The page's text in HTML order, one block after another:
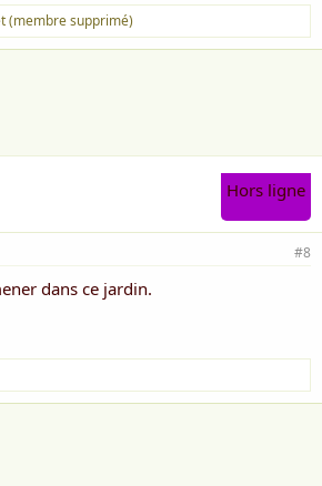
(membre supprimé)
Hors ligne
#8
dans ce jardin.